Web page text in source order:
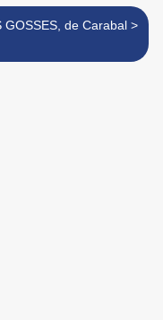
LES GOSSES, de Carabal >